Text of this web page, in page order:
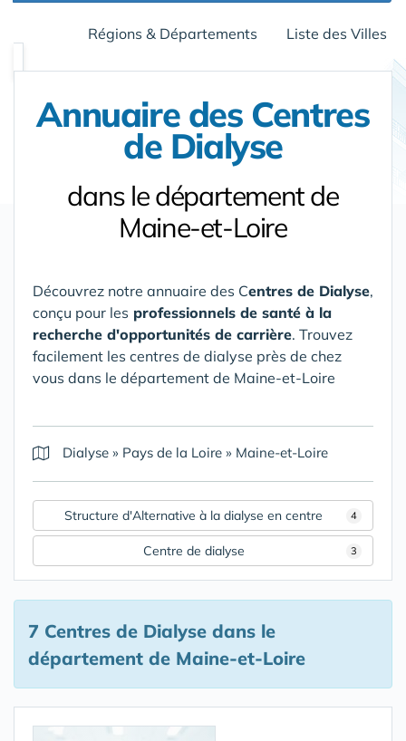
Régions & Départements Liste des Villes
Annuaire des Centres
de Dialyse
dans le département de
Maine-et-Loire
Découvrez notre annuaire des Centres de Dialyse,
conçu pour les professionnels de santé à la
recherche d'opportunités de carrière. Trouvez
facilement les centres de dialyse près de chez
vous dans le département de Maine-et-Loire
Dialyse » Pays de la Loire » Maine-et-Loire
4
Structure d'Alternative à la dialyse en centre
3
Centre de dialyse
7 Centres de Dialyse dans le
département de Maine-et-Loire